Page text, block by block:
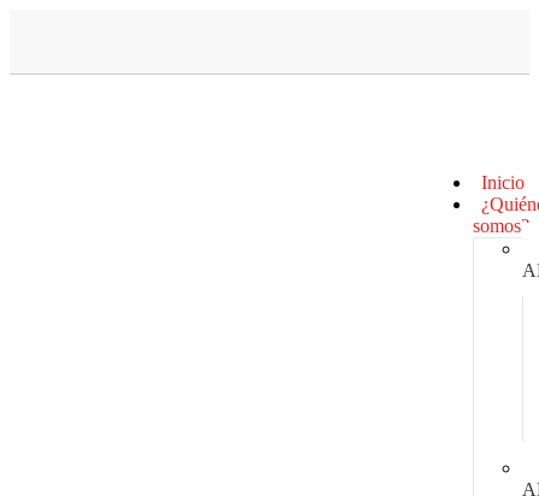
Inicio
somos?